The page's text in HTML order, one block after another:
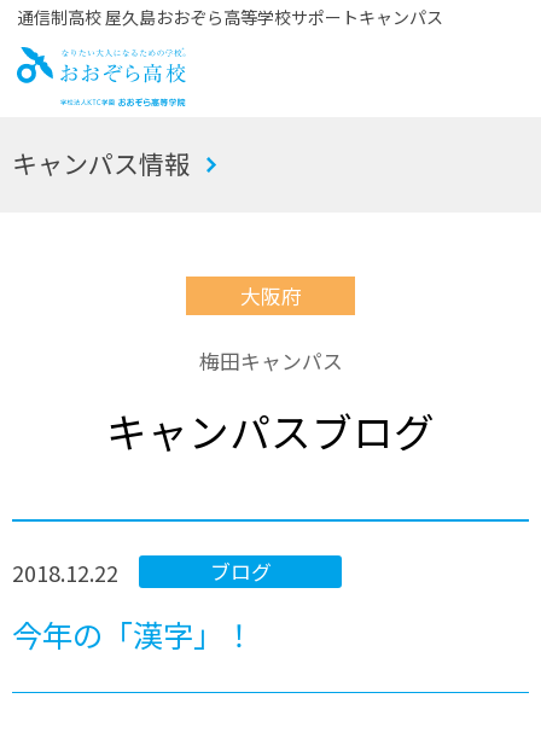
通信制高校 屋久島おおぞら高等学校サポートキャンパス
お
キャンパス情報
大阪府
梅田キャンパス
キャンパスブログ
ブログ
2018.12.22
今年の「漢字」！